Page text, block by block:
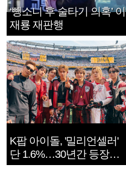
‘뺑소니 후 술타기 의혹’ 이
재룡 재판행
K팝 아이돌, '밀리언셀러'
단 1.6%…30년간 등장
1182개팀 전수조사